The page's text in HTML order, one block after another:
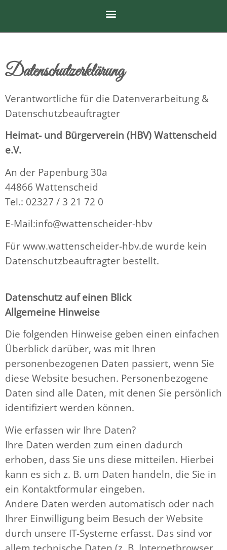
Datenschutzerklärung
Verantwortliche für die Datenverarbeitung &
Datenschutzbeauftragter
Heimat- und Bürgerverein (HBV) Wattenscheid
e.V.
An der Papenburg 30a
44866 Wattenscheid
Tel.: 02327 / 3 21 72 0
E-Mail:info@wattenscheider-hbv
Für www.wattenscheider-hbv.de wurde kein
Datenschutzbeauftragter bestellt.
Datenschutz auf einen Blick
Allgemeine Hinweise
Die folgenden Hinweise geben einen einfachen
Überblick darüber, was mit Ihren
personenbezogenen Daten passiert, wenn Sie
diese Website besuchen. Personenbezogene
Daten sind alle Daten, mit denen Sie persönlich
identifiziert werden können.
Wie erfassen wir Ihre Daten?
Ihre Daten werden zum einen dadurch
erhoben, dass Sie uns diese mitteilen. Hierbei
kann es sich z. B. um Daten handeln, die Sie in
ein Kontaktformular eingeben.
Andere Daten werden automatisch oder nach
Ihrer Einwilligung beim Besuch der Website
durch unsere IT-Systeme erfasst. Das sind vor